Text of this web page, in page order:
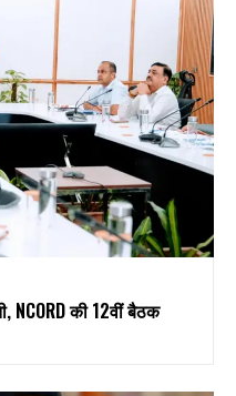
NCORD की 12वीं बैठक